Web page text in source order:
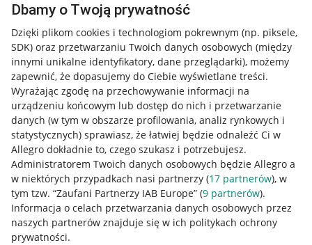
Dbamy o Twoją prywatność
Dzięki plikom cookies i technologiom pokrewnym (np. piksele,
SDK) oraz przetwarzaniu Twoich danych osobowych (między
innymi unikalne identyfikatory, dane przeglądarki), możemy
zapewnić, że dopasujemy do Ciebie wyświetlane treści.
Wyrażając zgodę na przechowywanie informacji na
urządzeniu końcowym lub dostęp do nich i przetwarzanie
danych (w tym w obszarze profilowania, analiz rynkowych i
statystycznych) sprawiasz, że łatwiej będzie odnaleźć Ci w
Allegro dokładnie to, czego szukasz i potrzebujesz.
Administratorem Twoich danych osobowych będzie Allegro a
w niektórych przypadkach nasi partnerzy (17 partnerów), w
tym tzw. “Zaufani Partnerzy IAB Europe” (9 partnerów).
Informacja o celach przetwarzania danych osobowych przez
naszych partnerów znajduje się w ich politykach ochrony
prywatności.
Przydatne informacje
Jak to działa
Napisz do nas
Allegro Gadane dla sprzedających